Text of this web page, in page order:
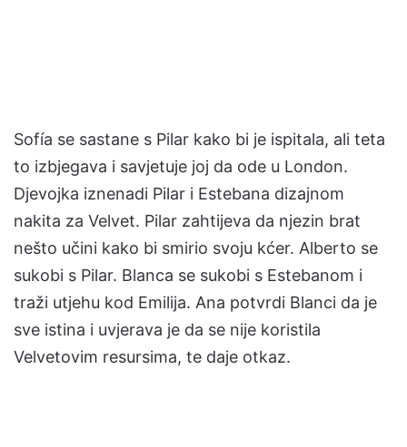
Sofía se sastane s Pilar kako bi je ispitala, ali teta
to izbjegava i savjetuje joj da ode u London.
Djevojka iznenadi Pilar i Estebana dizajnom
nakita za Velvet. Pilar zahtijeva da njezin brat
nešto učini kako bi smirio svoju kćer. Alberto se
sukobi s Pilar. Blanca se sukobi s Estebanom i
traži utjehu kod Emilija. Ana potvrdi Blanci da je
sve istina i uvjerava je da se nije koristila
Velvetovim resursima, te daje otkaz.